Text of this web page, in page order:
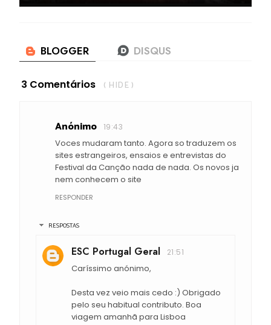
3 Comentários ( HIDE )
Anónimo 19:43
Voces mudaram tanto. Agora so traduzem os
sites estrangeiros, ensaios e entrevistas do
Festival da Canção nada de nada. Os novos ja
nem conhecem o site
RESPONDER
RESPOSTAS
ESC Portugal Geral 21:51
Caríssimo anónimo,
Desta vez veio mais cedo :) Obrigado
pelo seu habitual contributo. Boa
viagem amanhã para Lisboa